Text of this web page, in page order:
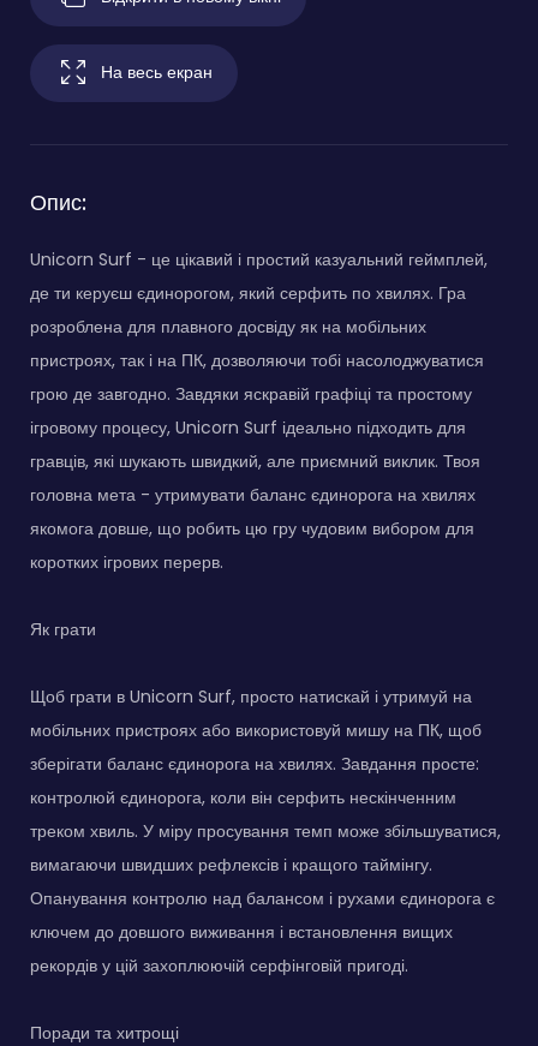
На весь екран
Опис:
Unicorn Surf - це цікавий і простий казуальний геймплей,
де ти керуєш єдинорогом, який серфить по хвилях. Гра
розроблена для плавного досвіду як на мобільних
пристроях, так і на ПК, дозволяючи тобі насолоджуватися
грою де завгодно. Завдяки яскравій графіці та простому
ігровому процесу, Unicorn Surf ідеально підходить для
гравців, які шукають швидкий, але приємний виклик. Твоя
головна мета - утримувати баланс єдинорога на хвилях
якомога довше, що робить цю гру чудовим вибором для
коротких ігрових перерв.
Як грати
Щоб грати в Unicorn Surf, просто натискай і утримуй на
мобільних пристроях або використовуй мишу на ПК, щоб
зберігати баланс єдинорога на хвилях. Завдання просте:
контролюй єдинорога, коли він серфить нескінченним
треком хвиль. У міру просування темп може збільшуватися,
вимагаючи швидших рефлексів і кращого таймінгу.
Опанування контролю над балансом і рухами єдинорога є
ключем до довшого виживання і встановлення вищих
рекордів у цій захоплюючій серфінговій пригоді.
Поради та хитрощі